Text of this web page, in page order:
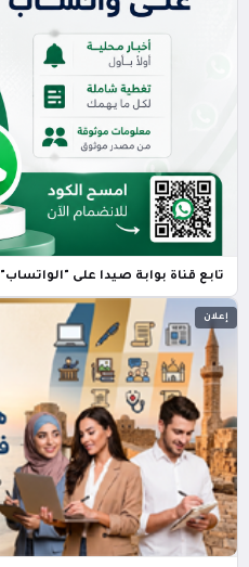
تابع قناة بوابة صيدا على "الواتساب"
إعلان